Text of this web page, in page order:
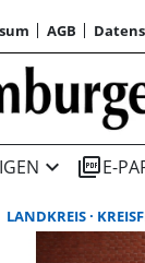
AGB
expand_more picture_as_pdfE-
LANDKREIS